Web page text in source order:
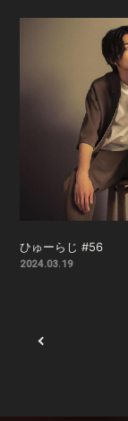
ひゅーらじ #56
2024.03.19